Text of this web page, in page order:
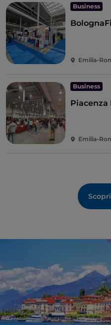
Business
Emilia-
Business
Piacenza
Emilia-